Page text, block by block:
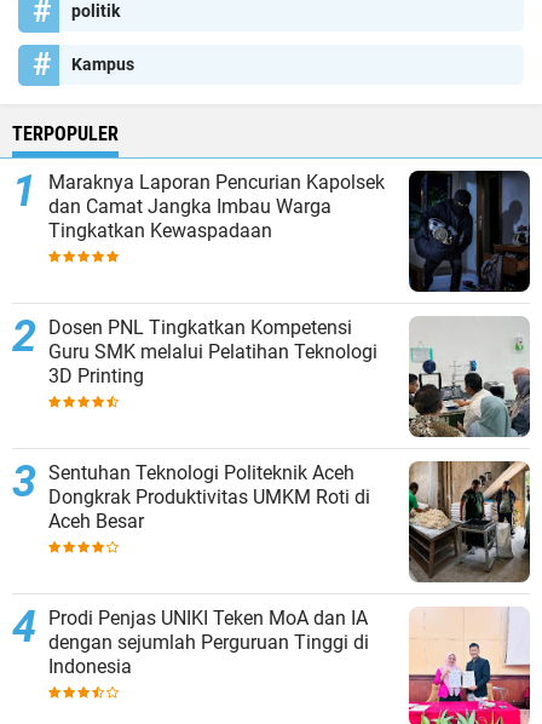
politik
Kampus
TERPOPULER
Maraknya Laporan Pencurian Kapolsek
dan Camat Jangka Imbau Warga
Tingkatkan Kewaspadaan
Dosen PNL Tingkatkan Kompetensi
Guru SMK melalui Pelatihan Teknologi
3D Printing
Sentuhan Teknologi Politeknik Aceh
Dongkrak Produktivitas UMKM Roti di
Aceh Besar
Prodi Penjas UNIKI Teken MoA dan IA
dengan sejumlah Perguruan Tinggi di
Indonesia